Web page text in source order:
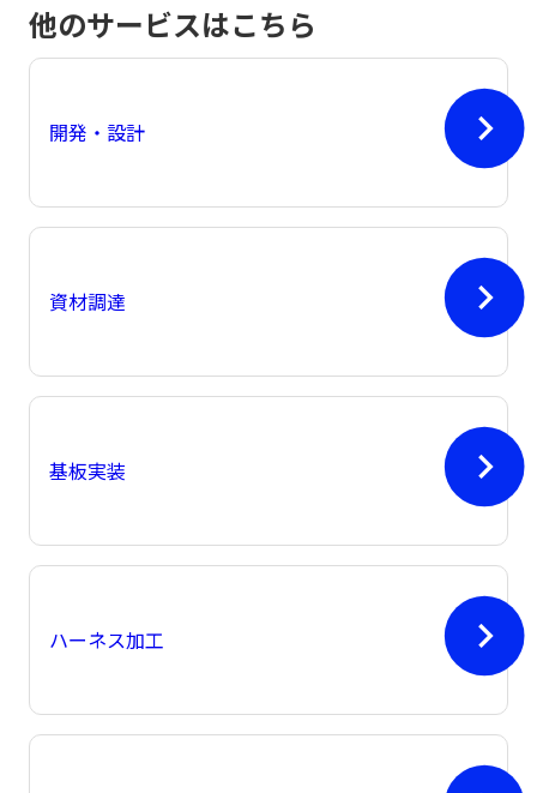
他のサービスはこちら
開発・設計
資材調達
基板実装
ハーネス加工